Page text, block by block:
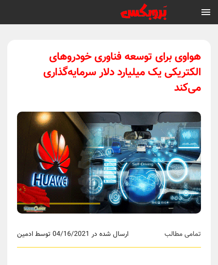
هواوی برای توسعه فناوری خودروهای
الکتریکی یک میلیارد دلار سرمایه‌گذاری
می‌کند
ارسال شده در 04/16/2021 توسط ادمین تمامی مطالب